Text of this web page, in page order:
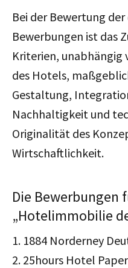
Bei der Bewertung
Bewerbungen ist das
Kriterien, unabhängig
des Hotels,
Gestaltung,
Nachhaltigkeit und
Originalität des
Wirtschaftlichkeit.
Die Bewerbungen
„Hotelimmobilie
1. 1884 Norderney
2. 25hours Hotel